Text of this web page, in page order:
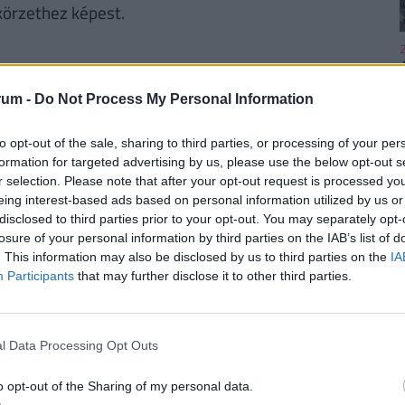
- Do Not Process My Personal Information
opt-out of the sale, sharing to third parties, or processing of your
for targeted advertising by us, please use the below opt-out
selection. Please note that after your opt-out request is processed
interest-based ads based on personal information utilized by us
to third parties prior to your opt-out. You may separately
of your personal information by third parties on the IAB’s list of
This information may also be disclosed by us to third parties on the
Participants that may further disclose it to other third parties.
Data Processing Opt Outs
opt-out of the Sharing of my personal data.
képest.
hány gondozott tartozik. Arról,
információnk, illetve ez folyamatosan
Jász-Nagykun-Szolnok és Hajdú-Bihar
Eközben aKSH adatsoraszerint az ezer
Abaúj-Zemplén (49,5), Szabolcs-Szatmár-
Az országos átlag 40,1 és a legkisebb ez a
(35,7). Ebből látszik, hogy amíg pl.
a betöltetlen körzetek száma is magas,
rátája országos összevetésben